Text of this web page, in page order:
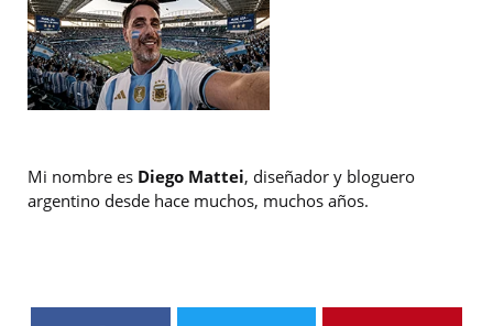
Mi nombre es Diego Mattei, diseñador y bloguero
argentino desde hace muchos, muchos años.